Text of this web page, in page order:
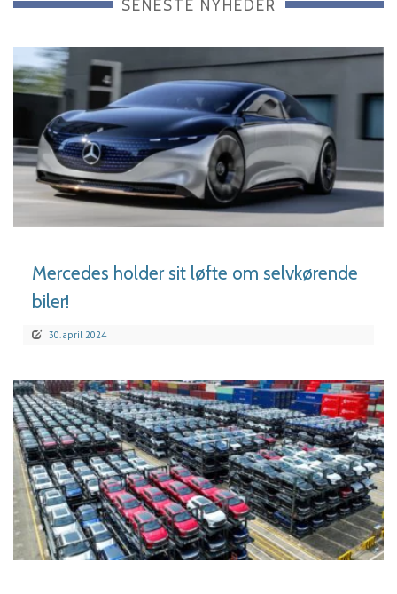
SENESTE NYHEDER
LÆS MERE
Mercedes holder sit løfte om selvkørende
biler!
30. april 2024
LÆS MERE